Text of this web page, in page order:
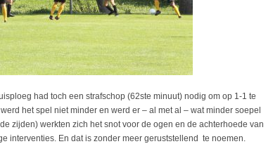
had toch een strafschop (62ste minuut) nodig om op 1-1 te
het spel niet minder en werd er – al met al – wat minder soepel
zijden) werkten zich het snot voor de ogen en de achterhoede van
interventies. En dat is zonder meer geruststellend te noemen.